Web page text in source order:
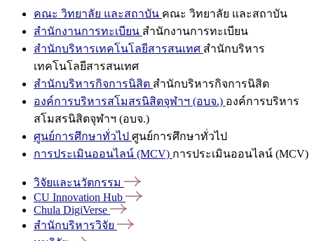
คณะ วิทยาลัย และสถาบัน คณะ วิทยาลัย และสถาบัน
สำนักงานการทะเบียน สำนักงานการทะเบียน
สำนักบริหารเทคโนโลยีสารสนเทศ สำนักบริหาร
เทคโนโลยีสารสนเทศ
สำนักบริหารกิจการนิสิต สำนักบริหารกิจการนิสิต
องค์การบริหารสโมสรนิสิตจุฬาฯ (อบจ.) องค์การบริหาร
สโมสรนิสิตจุฬาฯ (อบจ.)
ศูนย์การศึกษาทั่วไป ศูนย์การศึกษาทั่วไป
การประเมินออนไลน์ (MCV) การประเมินออนไลน์ (MCV)
วิจัยและนวัตกรรม
CU Innovation Hub
Chula DigiVerse
สำนักบริหารวิจัย